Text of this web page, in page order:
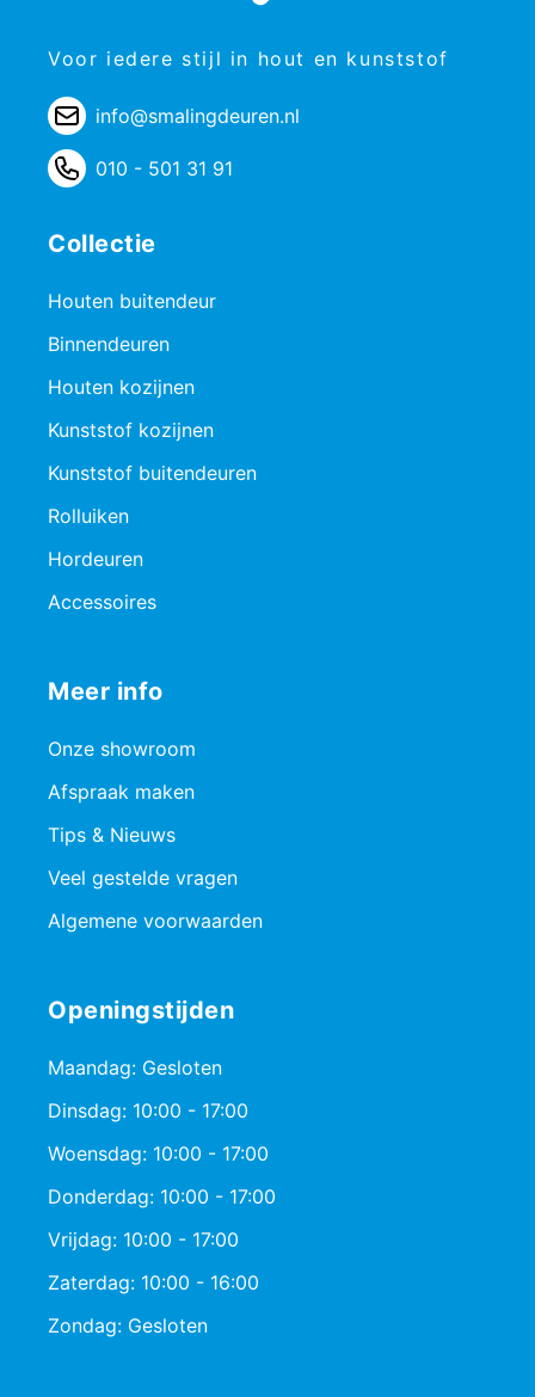
Voor iedere stijl in hout en kunststof
info@smalingdeuren.nl
010 - 501 31 91
Collectie
Houten buitendeur
Binnendeuren
Houten kozijnen
Kunststof kozijnen
Kunststof buitendeuren
Rolluiken
Hordeuren
Accessoires
Meer info
Onze showroom
Afspraak maken
Tips & Nieuws
Veel gestelde vragen
Algemene voorwaarden
Openingstijden
Maandag: Gesloten
Dinsdag: 10:00 - 17:00
Woensdag: 10:00 - 17:00
Donderdag: 10:00 - 17:00
Vrijdag: 10:00 - 17:00
Zaterdag: 10:00 - 16:00
Zondag: Gesloten